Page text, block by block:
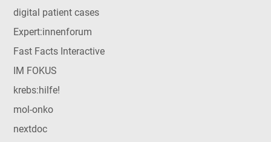
digital patient cases
Expert:innenforum
Fast Facts Interactive
IM FOKUS
krebs:hilfe!
mol-onko
nextdoc